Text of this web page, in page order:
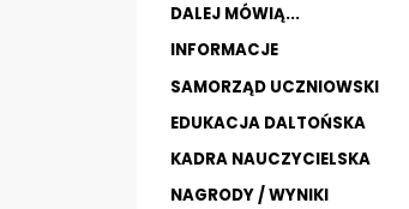
DALEJ MÓWIĄ...
INFORMACJE
SAMORZĄD UCZNIOWSKI
EDUKACJA DALTOŃSKA
KADRA NAUCZYCIELSKA
NAGRODY / WYNIKI